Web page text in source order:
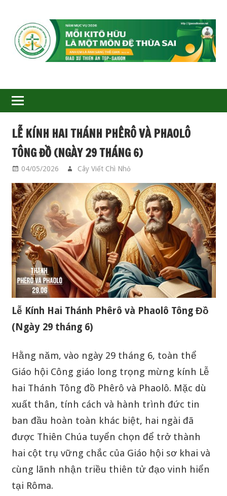
GIÁO
XỨ
THIÊN
ÂN-
TGP
SAIGON
LỄ KÍNH HAI THÁNH PHÊRÔ VÀ PHAOLÔ
TÔNG ĐỒ (NGÀY 29 THÁNG 6)
04/05/2026 Cây Viết Chì Nhỏ
Lễ Kính Hai Thánh Phêrô và Phaolô Tông Đồ
(Ngày 29 tháng 6)
Hằng năm, vào ngày 29 tháng 6, toàn thể
Giáo hội Công giáo long trọng mừng kính Lễ
hai Thánh Tông đồ Phêrô và Phaolô. Mặc dù
xuất thân, tính cách và hành trình đức tin
ban đầu hoàn toàn khác biệt, hai ngài đã
được Thiên Chúa tuyển chọn để trở thành
hai cột trụ vững chắc của Giáo hội sơ khai và
cùng lãnh nhận triều thiên tử đạo vinh hiển
tại Rôma.